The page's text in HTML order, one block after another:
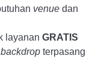
venue dan
layanan GRATIS
backdrop terpasang